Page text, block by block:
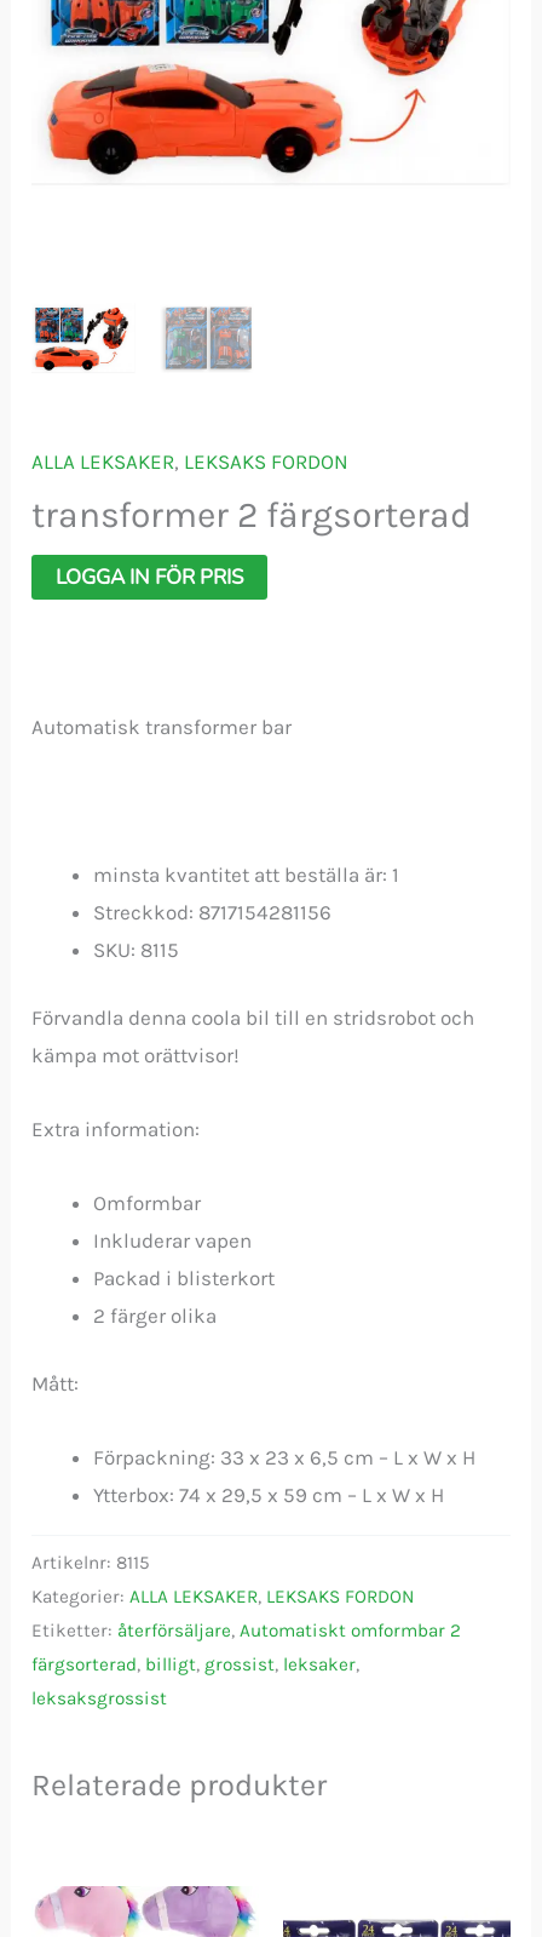
ALLA LEKSAKER, LEKSAKS FORDON
transformer 2 färgsorterad
LOGGA IN FÖR PRIS
Automatisk transformer bar
minsta kvantitet att beställa är: 1
Streckkod: 8717154281156
SKU: 8115
Förvandla denna coola bil till en stridsrobot och
kämpa mot orättvisor!
Extra information:
Omformbar
Inkluderar vapen
Packad i blisterkort
2 färger olika
Mått:
Förpackning: 33 x 23 x 6,5 cm – L x W x H
Ytterbox: 74 x 29,5 x 59 cm – L x W x H
Artikelnr: 8115
Kategorier:ALLA LEKSAKER, LEKSAKS FORDON
Etiketter: återförsäljare,Automatiskt omformbar 2
färgsorterad, billigt, grossist, leksaker,
leksaksgrossist
Relaterade produkter